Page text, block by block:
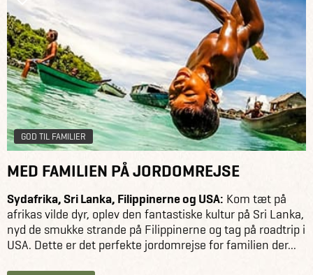
GOD TIL FAMILIER
MED FAMILIEN PÅ JORDOMREJSE
Sydafrika, Sri Lanka, Filippinerne og USA: Kom tæt på
afrikas vilde dyr, oplev den fantastiske kultur på Sri Lanka,
nyd de smukke strande på Filippinerne og tag på roadtrip i
USA. Dette er det perfekte jordomrejse for familien der...